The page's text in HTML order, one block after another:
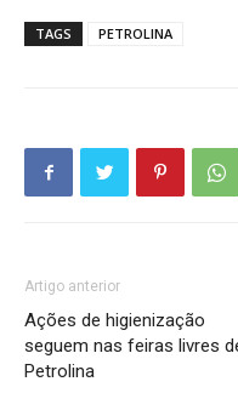
TAGS PETROLINA
Artigo anterior
Ações de higienização
seguem nas feiras livres
Petrolina